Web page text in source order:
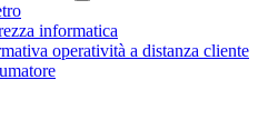
informatica
operatività a distanza cliente